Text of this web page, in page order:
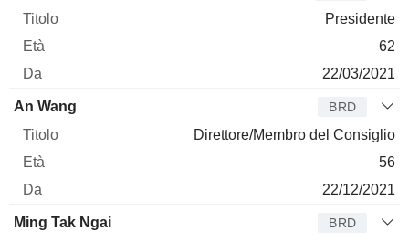
Presidente
62
22/03/2021
An Wang BRD
Direttore/Membro del Consiglio
56
22/12/2021
Ming Tak Ngai BRD